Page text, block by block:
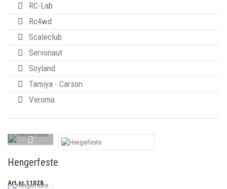
RC-Lab
Rc4wd
Scaleclub
Servonaut
Soyland
Tamiya - Carson
Veroma
Hengerfeste
Art.nr 11028